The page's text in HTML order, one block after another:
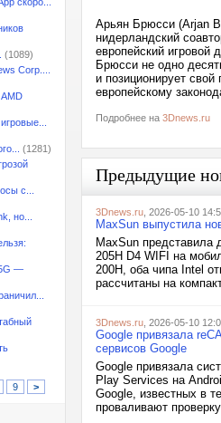
(1089)
Corp....
(1281)
с...
но...
—
9 >
Арьян Брюсси (Arjan
нидерландский
европейский игровой
Брюсси не одно
и позиционирует
европейскому
Подробнее на 3Dnews.ru
Предыдущие
3Dnews.ru , 2026-05-10
MaxSun выпустила
MaxSun
205H D4 WIFI на
200H, оба чипа Intel
рассчитаны на
3Dnews.ru , 2026-05-10
Google привязала
сервисов Google
Google привязала
Play Services на
Google, известных в
проваливают